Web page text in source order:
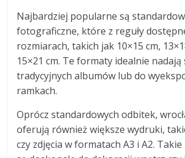
Najbardziej popularne są
fotograficzne, które z reguły
rozmiarach, takich jak 10×15 cm,
15×21 cm. Te formaty idealnie nadają
tradycyjnych albumów lub do
ramkach.
Oprócz standardowych odbitek,
oferują również większe wydruki,
czy zdjęcia w formatach A3 i A2.